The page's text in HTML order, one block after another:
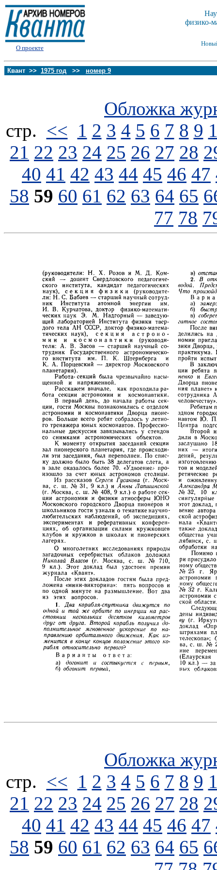
О проекте
физико-
Квант >> 1975 год >> номер 9
Обложка
стp. << 1 2 3 4 5 6 7 8 9
21 22 23 24 25 26 27 28
40 41 42 43 44 45 46 47
58 59 60 61 62 63 64 65
77 78
Обложка
стp. << 1 2 3 4 5 6 7 8 9
21 22 23 24 25 26 27 28
40 41 42 43 44 45 46 47
58 59 60 61 62 63 64 65